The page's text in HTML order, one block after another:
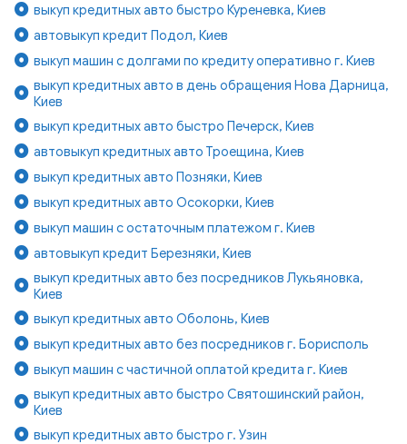
выкуп кредитных авто быстро Куреневка, Киев
автовыкуп кредит Подол, Киев
выкуп машин с долгами по кредиту оперативно г. Киев
выкуп кредитных авто в день обращения Нова Дарница,
Киев
выкуп кредитных авто быстро Печерск, Киев
автовыкуп кредитных авто Троещина, Киев
выкуп кредитных авто Позняки, Киев
выкуп кредитных авто Осокорки, Киев
выкуп машин с остаточным платежом г. Киев
автовыкуп кредит Березняки, Киев
выкуп кредитных авто без посредников Лукьяновка,
Киев
выкуп кредитных авто Оболонь, Киев
выкуп кредитных авто без посредников г. Борисполь
выкуп машин с частичной оплатой кредита г. Киев
выкуп кредитных авто быстро Святошинский район,
Киев
выкуп кредитных авто быстро г. Узин